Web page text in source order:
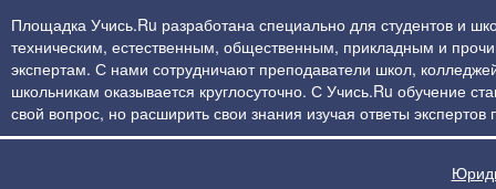
Площадка Учись.Ru разработана специально для студентов и
техническим, естественным, общественным, прикладным и
экспертам. С нами сотрудничают преподаватели школ,
школьникам оказывается круглосуточно. С Учись.Ru обучение
свой вопрос, но расширить свои знания изучая ответы